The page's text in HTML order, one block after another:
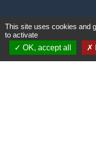
Liens
Communauté de
This site uses cookies and
to activate
OK, accept all